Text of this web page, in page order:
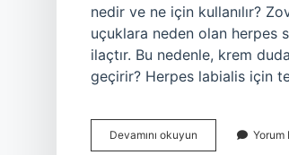
nedir ve ne için kullanılır?
uçuklara neden olan herpes
ilaçtır. Bu nedenle, krem
geçirir? Herpes labialis için
Devamını okuyun
Ne
Yorum